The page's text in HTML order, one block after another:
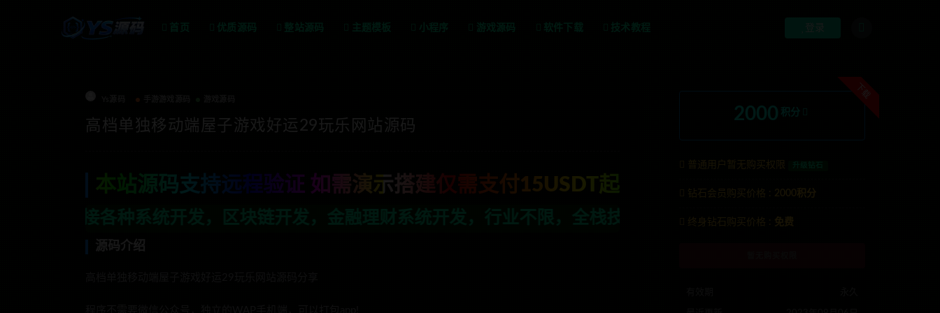
首页 优质源码 整站源码 主题模板 小程序 游戏源码 软件下载 技术教程 登录
高档单独移动端屋子游戏好运29玩乐网站源码
本站源码支持远程验证 如需演示搭建仅需支付15USDT起
统开发，区块链开发，金融理财系统开发，行业不限，全栈技术开发，定制，二开联系TG:anons123x
下载
2000 积分
普通用户暂无购买权限
钻石会员购买价格 : 2000积分
终身钻石购买价格 : 免费